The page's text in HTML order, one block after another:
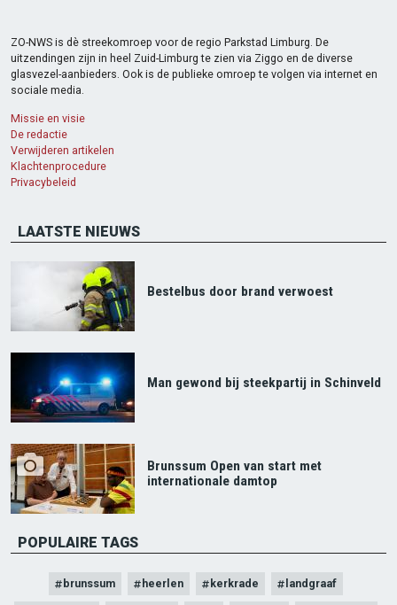
ZO-NWS is dè streekomroep voor de regio Parkstad Limburg. De
uitzendingen zijn in heel Zuid-Limburg te zien via Ziggo en de diverse
glasvezel-aanbieders. Ook is de publieke omroep te volgen via internet en
sociale media.
Missie en visie
De redactie
Verwijderen artikelen
Klachtenprocedure
Privacybeleid
LAATSTE NIEUWS
Bestelbus door brand verwoest
Man gewond bij steekpartij in Schinveld
Brunssum Open van start met
internationale damtop
POPULAIRE TAGS
brunssum heerlen kerkrade landgraaf